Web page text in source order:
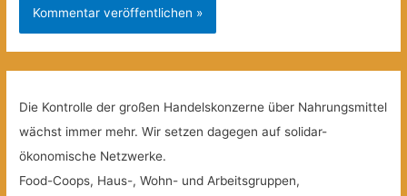
Die Kontrolle der großen Handelskonzerne über Nahrungsmittel
wächst immer mehr. Wir setzen dagegen auf solidar-
ökonomische Netzwerke.
Food-Coops, Haus-, Wohn- und Arbeitsgruppen,